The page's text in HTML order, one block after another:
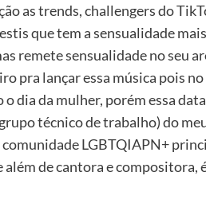
as trends, challengers do
que tem a sensualidade
remete sensualidade no seu
pra lançar essa música pois
dia da mulher, porém essa
técnico de trabalho) do
LGBTQIAPN+
de cantora e compositora,